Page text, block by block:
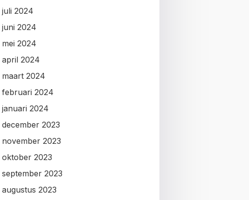
juli 2024
juni 2024
mei 2024
april 2024
maart 2024
februari 2024
januari 2024
december 2023
november 2023
oktober 2023
september 2023
augustus 2023